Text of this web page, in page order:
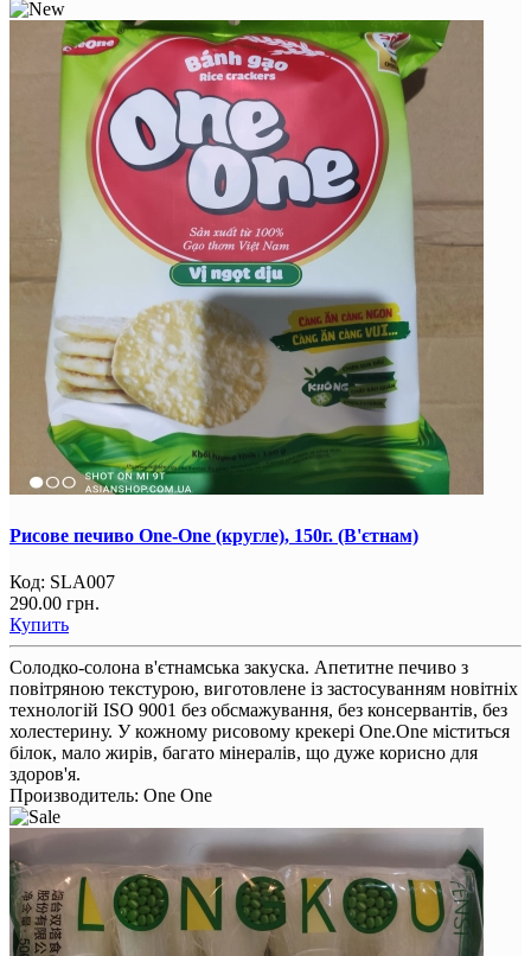
Рисове печиво One-One (кругле), 150г. (В'єтнам)
Код: SLA007
290.00 грн.
Купить
Солодко-солона в'єтнамська закуска. Апетитне печиво з
повітряною текстурою, виготовлене із застосуванням новітніх
технологій ISO 9001 без обсмажування, без консервантів, без
холестерину. У кожному рисовому крекері One.One міститься
білок, мало жирів, багато мінералів, що дуже корисно для
здоров'я.
Производитель: One One